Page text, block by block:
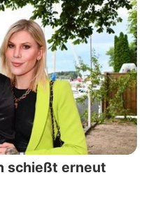
schießt erneut